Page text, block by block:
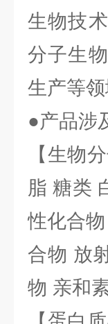
生物技
分子生
生产等领
●产品涉
【生物
脂 糖类
性化合
合物 放
物 亲和